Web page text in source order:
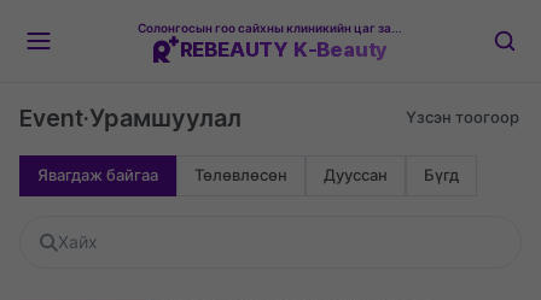
REBEAUTY K-Beauty
Event·Урамшуулал
Явагдаж байгаа Төлөвлөсөн Дууссан Бүгд